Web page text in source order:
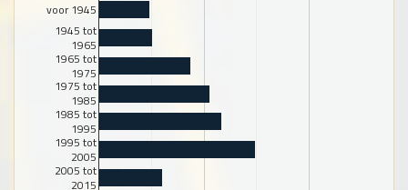
voor 1945
1945 tot
1965
1965 tot
1975
1975 tot
1985
1985 tot
1995
1995 tot
2005
2005 tot
2015